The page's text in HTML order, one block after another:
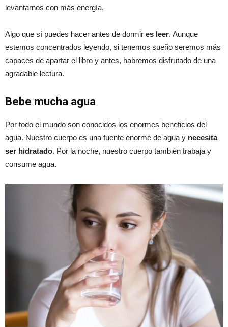
levantarnos con más energía.
Algo que sí puedes hacer antes de dormir es leer. Aunque
estemos concentrados leyendo, si tenemos sueño seremos más
capaces de apartar el libro y antes, habremos disfrutado de una
agradable lectura.
Bebe mucha agua
Por todo el mundo son conocidos los enormes beneficios del
agua. Nuestro cuerpo es una fuente enorme de agua y necesita
ser hidratado. Por la noche, nuestro cuerpo también trabaja y
consume agua.